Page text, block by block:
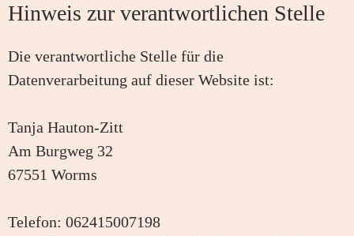
Hinweis zur verantwortlichen Stelle
Die verantwortliche Stelle für die
Datenverarbeitung auf dieser Website ist:
Tanja Hauton-Zitt
Am Burgweg 32
67551 Worms
Telefon: 062415007198